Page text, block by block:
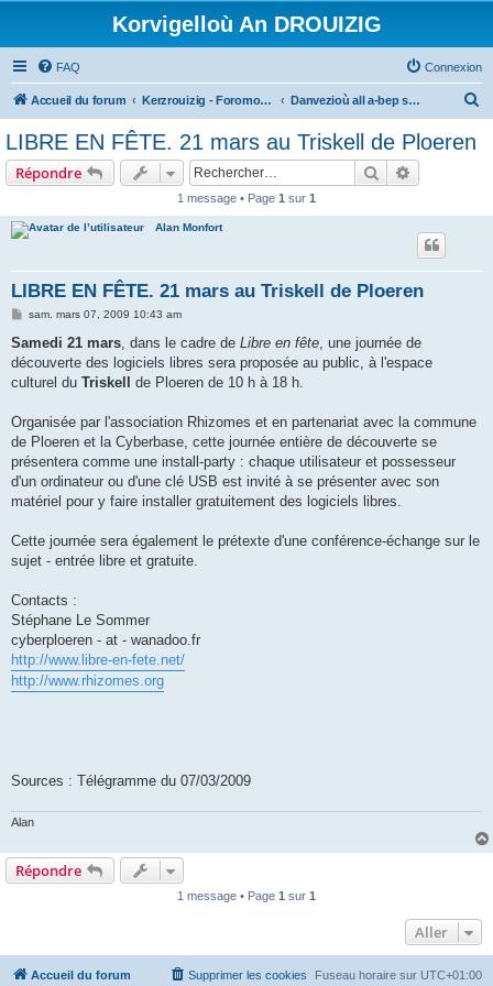
Korvigelloù An DROUIZIG
FAQ Connexion
Accueil du forum Kerzrouizig - Foromoù An Drouizig Danvezioù all a-bep seurt
LIBRE EN FÊTE. 21 mars au Triskell de Ploeren
Répondre Rechercher
1 message • Page 1 sur 1
Alan Monfort
LIBRE EN FÊTE. 21 mars au Triskell de Ploeren
M
s
a
g
sam. mars 07, 2009 10:43 am
Samedi 21 mars, dans le cadre de Libre en fête, une journée de
découverte des logiciels libres sera proposée au public, à l'espace
culturel du Triskell de Ploeren de 10 h à 18 h.
Organisée par l'association Rhizomes et en partenariat avec la commune
de Ploeren et la Cyberbase, cette journée entière de découverte se
présentera comme une install-party : chaque utilisateur et possesseur
d'un ordinateur ou d'une clé USB est invité à se présenter avec son
matériel pour y faire installer gratuitement des logiciels libres.
Cette journée sera également le prétexte d'une conférence-échange sur le
sujet - entrée libre et gratuite.
Contacts :
Stéphane Le Sommer
cyberploeren - at - wanadoo.fr
http://www.libre-en-fete.net/
http://www.rhizomes.org
Sources : Télégramme du 07/03/2009
Alan
Répondre
1 message • Page 1 sur 1
Aller
Accueil du forum Fuseau horaire sur UTC+01:00
Supprimer les cookies